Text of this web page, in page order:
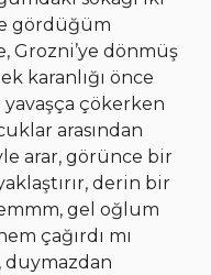
gördüğüm
Grozni’ye dönmüş
karanlığı önce
yavaşça çökerken
arasından
arar, görünce bir
derin bir
gel oğlum
çağırdı mı
duymazdan